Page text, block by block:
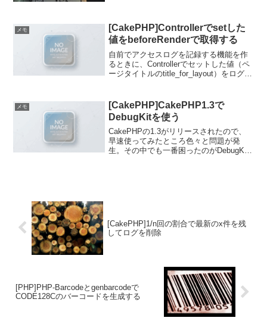
た文字列はダブルクォーテーションに、
ダ...
メモ
[CakePHP]Controllerでsetした
値をbeforeRenderで取得する
自前でアクセスログを記録する機能を作
るときに、Controllerでセットした値（ペ
ージタイトルのtitle_for_layout）をログに
するため...
メモ
[CakePHP]CakePHP1.3で
DebugKitを使う
CakePHPの1.3がリリースされたので、
早速使ってみたところ色々と問題が発
生。その中でも一番困ったのがDebugKit
[CakePHP]1/n回の割合で最新のx件を残
してログを削除
[PHP]PHP-Barcodeとgenbarcodeで
CODE128Cのバーコードを生成する